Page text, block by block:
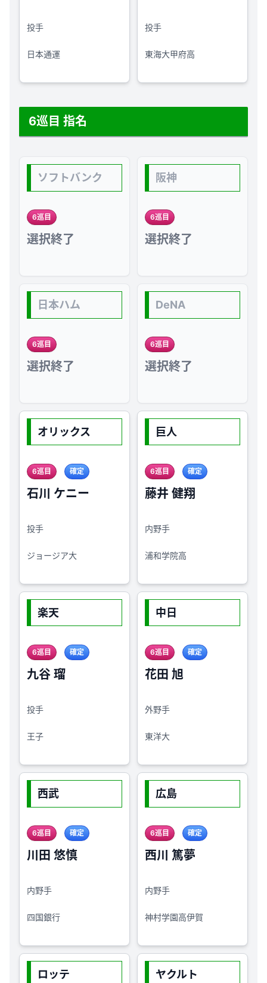
投手
日本通運
投手
東海大甲府高
6巡目 指名
ソフトバンク
6巡目
選択終了
阪神
6巡目
選択終了
日本ハム
6巡目
選択終了
DeNA
6巡目
選択終了
オリックス
6巡目 確定
石川 ケニー
投手
ジョージア大
巨人
6巡目 確定
藤井 健翔
内野手
浦和学院高
楽天
6巡目 確定
九谷 瑠
投手
王子
中日
6巡目 確定
花田 旭
外野手
東洋大
西武
6巡目 確定
川田 悠慎
内野手
四国銀行
広島
6巡目 確定
西川 篤夢
内野手
神村学園高伊賀
ロッテ ヤクルト